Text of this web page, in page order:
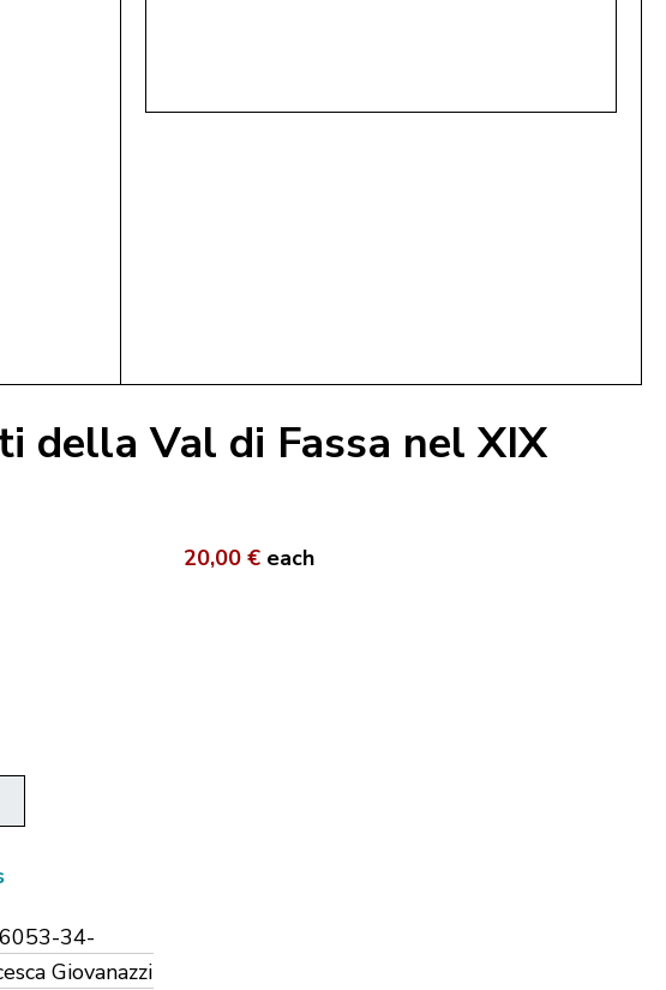
Val di Fassa nel XIX
20,00 € each
34-
Giovanazzi